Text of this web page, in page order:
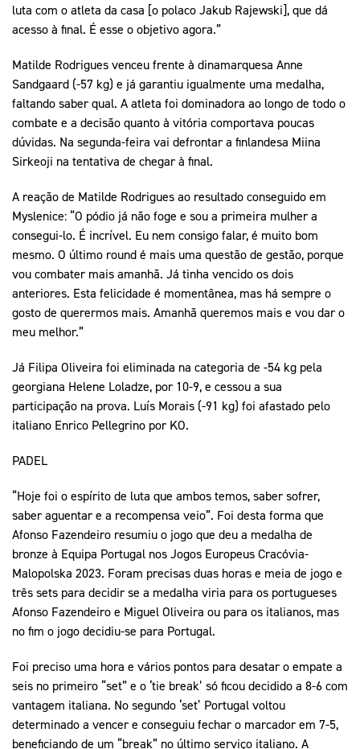
luta com o atleta da casa [o polaco Jakub Rajewski], que dá
acesso à final. É esse o objetivo agora.”
Matilde Rodrigues venceu frente à dinamarquesa Anne
Sandgaard (-57 kg) e já garantiu igualmente uma medalha,
faltando saber qual. A atleta foi dominadora ao longo de todo o
combate e a decisão quanto à vitória comportava poucas
dúvidas. Na segunda-feira vai defrontar a finlandesa Miina
Sirkeoji na tentativa de chegar à final.
A reação de Matilde Rodrigues ao resultado conseguido em
Myslenice: “O pódio já não foge e sou a primeira mulher a
consegui-lo. É incrível. Eu nem consigo falar, é muito bom
mesmo. O último round é mais uma questão de gestão, porque
vou combater mais amanhã. Já tinha vencido os dois
anteriores. Esta felicidade é momentânea, mas há sempre o
gosto de querermos mais. Amanhã queremos mais e vou dar o
meu melhor.”
Já Filipa Oliveira foi eliminada na categoria de -54 kg pela
georgiana Helene Loladze, por 10-9, e cessou a sua
participação na prova. Luís Morais (-91 kg) foi afastado pelo
italiano Enrico Pellegrino por KO.
PADEL
“Hoje foi o espírito de luta que ambos temos, saber sofrer,
saber aguentar e a recompensa veio”. Foi desta forma que
Afonso Fazendeiro resumiu o jogo que deu a medalha de
bronze à Equipa Portugal nos Jogos Europeus Cracóvia-
Malopolska 2023. Foram precisas duas horas e meia de jogo e
três sets para decidir se a medalha viria para os portugueses
Afonso Fazendeiro e Miguel Oliveira ou para os italianos, mas
no fim o jogo decidiu-se para Portugal.
Foi preciso uma hora e vários pontos para desatar o empate a
seis no primeiro “set” e o ‘tie break’ só ficou decidido a 8-6 com
vantagem italiana. No segundo ‘set’ Portugal voltou
determinado a vencer e conseguiu fechar o marcador em 7-5,
beneficiando de um “break” no último serviço italiano. A